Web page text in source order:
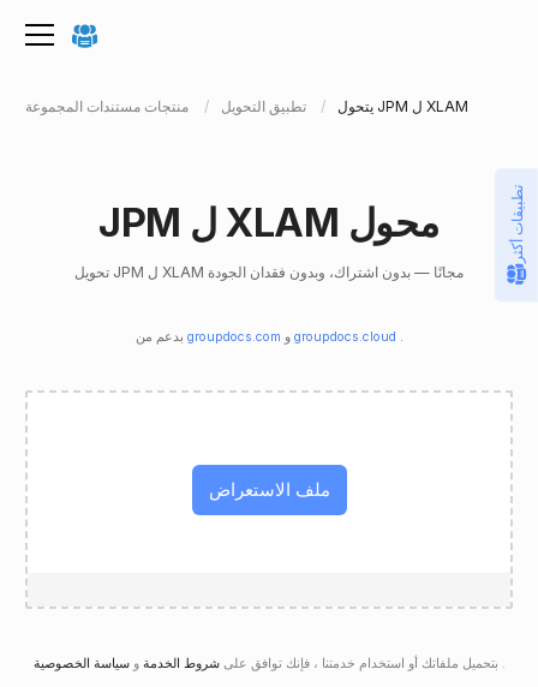
منتجات مستندات المجموعة تطبيق التحويل يتحول JPM ل XLAM
JPM ل XLAM محول
تحويل JPM ل XLAM مجانًا — بدون اشتراك، وبدون فقدان الجودة
groupdocs.com و groupdocs.cloud .
ملف الاستعراض
بتحميل ملفاتك أو استخدام خدمتنا ، فإنك توافق علىشروط الخدمةو .
تطبيقات أكثر